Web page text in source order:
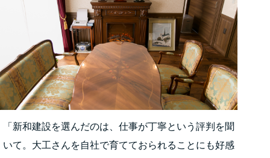
「新和建設を選んだのは、仕事が丁寧という評判を聞
いて。大工さんを自社で育てておられることにも好感